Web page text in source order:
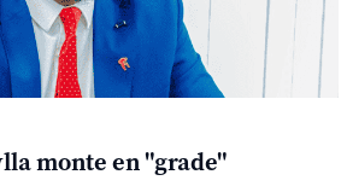
monte en "grade"